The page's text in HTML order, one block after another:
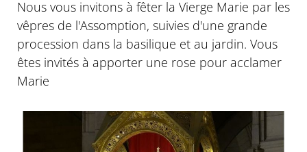
Nous vous invitons à fêter la Vierge Marie par les
vêpres de l'Assomption, suivies d'une grande
procession dans la basilique et au jardin. Vous
êtes invités à apporter une rose pour acclamer
Marie